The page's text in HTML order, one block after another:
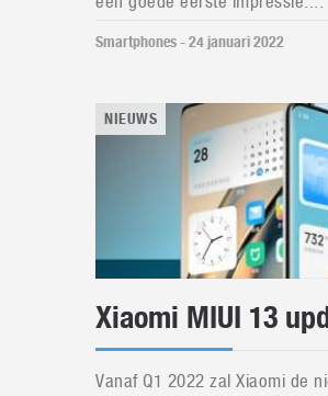
Smartphones - 24 januari 2022
NIEUWS
Xiaomi MIUI 13
Vanaf Q1 2022 zal Xiaomi de